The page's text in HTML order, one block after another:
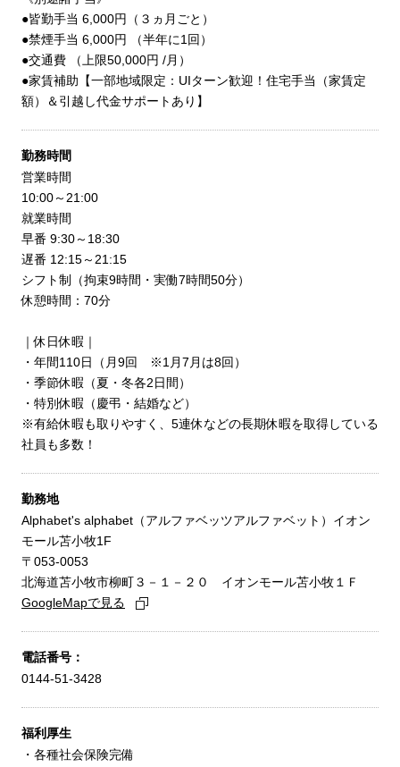
●皆勤手当 6,000円（３ヵ月ごと）
●禁煙手当 6,000円 （半年に1回）
●交通費 （上限50,000円 /月）
●家賃補助【一部地域限定：UIターン歓迎！住宅手当（家賃定
額）＆引越し代金サポートあり】
勤務時間
営業時間
10:00～21:00
就業時間
早番 9:30～18:30
遅番 12:15～21:15
シフト制（拘束9時間・実働7時間50分）
休憩時間：70分
｜休日休暇｜
・年間110日（月9回 ※1月7月は8回）
・季節休暇（夏・冬各2日間）
・特別休暇（慶弔・結婚など）
※有給休暇も取りやすく、5連休などの長期休暇を取得している
社員も多数！
勤務地
Alphabet's alphabet（アルファベッツアルファベット）イオン
モール苫小牧1F
〒053-0053
北海道苫小牧市柳町３－１－２０ イオンモール苫小牧１Ｆ
GoogleMapで見る
電話番号：
0144-51-3428
福利厚生
・各種社会保険完備